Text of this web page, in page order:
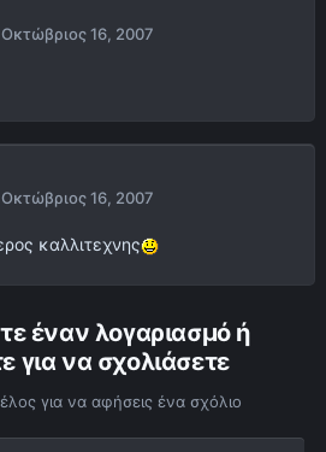
Οκτώβριος 16, 2007
Οκτώβριος 16, 2007
καλλιτεχνης
έναν λογαριασμό ή
για να σχολιάσετε
για να αφήσεις ένα σχόλιο